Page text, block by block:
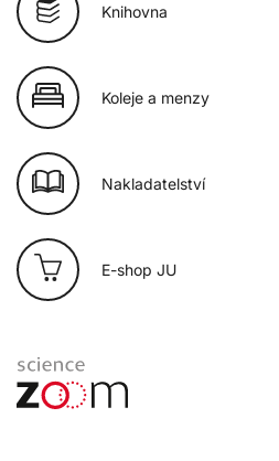
Knihovna
Koleje a menzy
Nakladatelství
E-shop JU